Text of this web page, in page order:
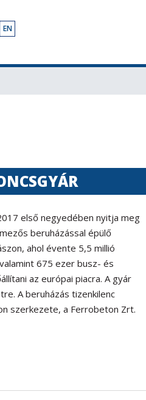
EN
első negyedében nyitja meg
beruházással épülő
ahol évente 5,5 millió
675 ezer busz- és
az európai piacra. A gyár
A beruházás tizenkilenc
szerkezete, a Ferrobeton Zrt.